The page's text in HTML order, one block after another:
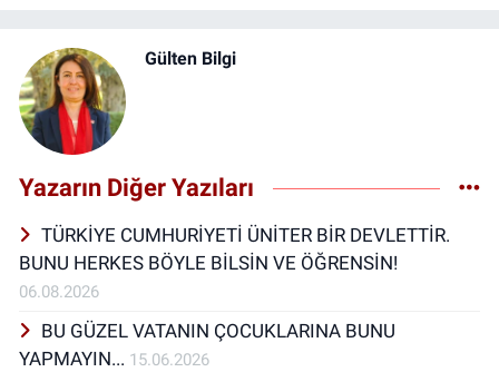
Gülten Bilgi
Yazarın Diğer Yazıları
TÜRKİYE CUMHURİYETİ ÜNİTER BİR DEVLETTİR.
BUNU HERKES BÖYLE BİLSİN VE ÖĞRENSİN!
06.08.2026
BU GÜZEL VATANIN ÇOCUKLARINA BUNU
YAPMAYIN... 15.06.2026